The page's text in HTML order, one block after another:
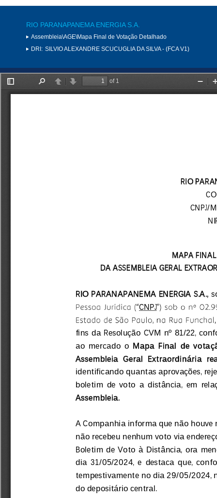
RIO PARANAPANEMA ENERGIA S.A.
Assembleia\AGE\Mapa Final de Votação Detalhado
DRI: SILVIO ALEXANDRE SCUCUGLIA DA SILVA - (FCA V1)